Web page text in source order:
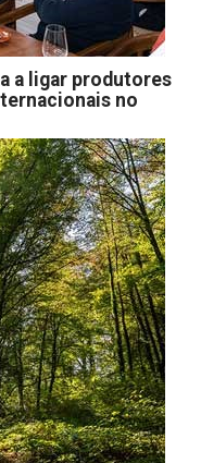
a ligar produtores
no